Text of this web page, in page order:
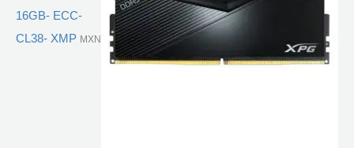
16GB- ECC-
CL38- XMP MXN